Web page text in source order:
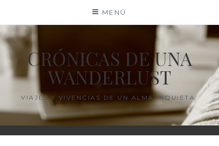
contenido
MENÚ
CRÓNICAS DE UNA
WANDERLUST
VIAJES Y VIVENCIAS DE UN ALMA INQUIETA.